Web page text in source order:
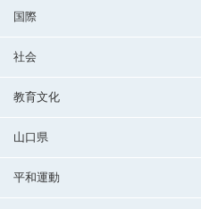
国際
社会
教育文化
山口県
平和運動